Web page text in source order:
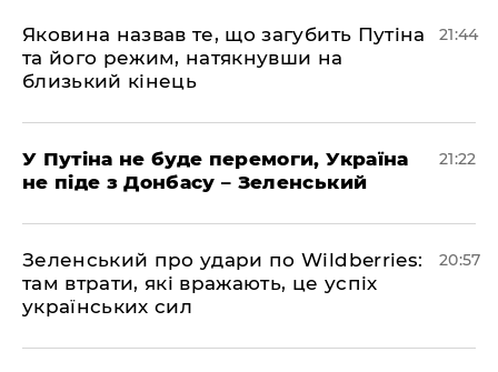
Яковина назвав те, що загубить Путіна
та його режим, натякнувши на
близький кінець
21:44
У Путіна не буде перемоги, Україна
не піде з Донбасу – Зеленський
21:22
Зеленський про удари по Wildberries:
там втрати, які вражають, це успіх
українських сил
20:57